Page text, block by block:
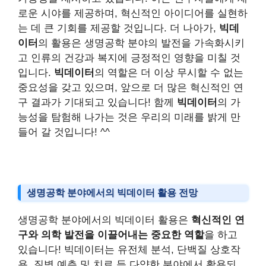
로운 시야를 제공하며, 혁신적인 아이디어를 실현하
는 데 큰 기회를 제공할 것입니다. 더 나아가, 빅데
이터 의 활용은 생명공학 분야의 발전을 가속화시키
고 인류의 건강과 복지에 긍정적인 영향을 미칠 것
입니다. 빅데이터 의 역할은 더 이상 무시할 수 없는
중요성을 갖고 있으며, 앞으로 더 많은 혁신적인 연
구 결과가 기대되고 있습니다! 함께 빅데이터 의 가
능성을 탐험해 나가는 것은 우리의 미래를 밝게 만
들어 갈 것입니다! ^^
생명공학 분야에서의 빅데이터 활용 전망
생명공학 분야에서의 빅데이터 활용은 혁신적인 연
구와 의학 발전을 이끌어내는 중요한 역할을 하고
있습니다! 빅데이터는 유전체 분석, 단백질 상호작